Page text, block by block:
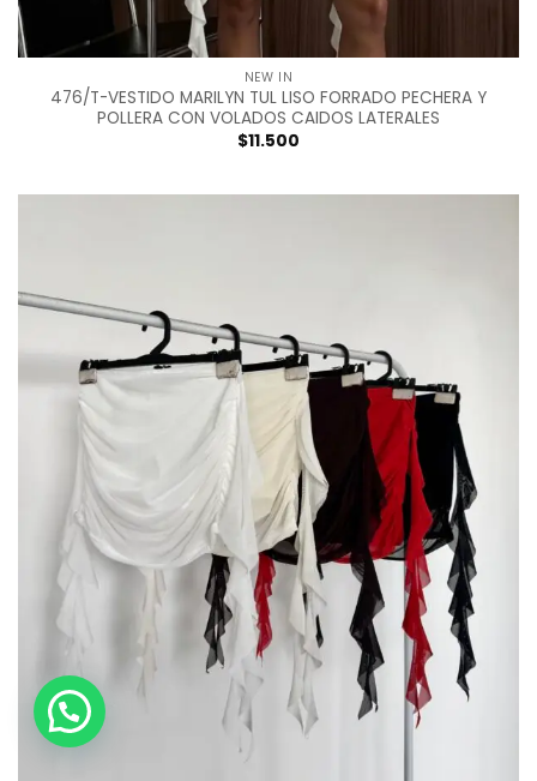
NEW IN
476/T-VESTIDO MARILYN TUL LISO FORRADO PECHERA Y
POLLERA CON VOLADOS CAIDOS LATERALES
$11.500
Contactanos